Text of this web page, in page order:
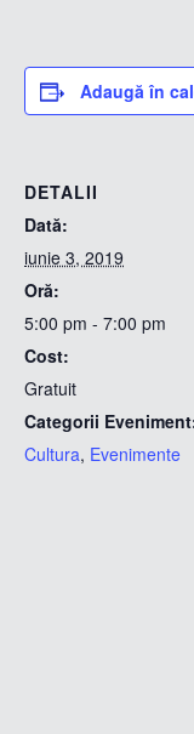
Adaugă în
DETALII
Dată:
iunie 3, 2019
Oră:
5:00 pm - 7:00 pm
Cost:
Gratuit
Categorii
Cultura, Evenimente